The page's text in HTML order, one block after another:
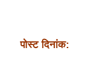
पोस्ट दिनांक: